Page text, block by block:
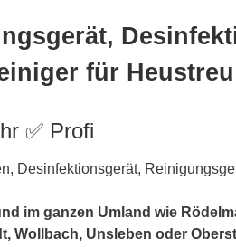
für Heustreu
✅ Profi
Desinfektionsgerät,
im ganzen Umland wie
Wollbach, Unsleben oder